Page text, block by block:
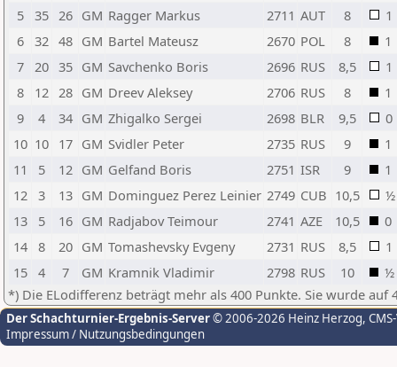
5
35 26 GM Ragger Markus 2711 AUT 8
1
6
32 48 GM Bartel Mateusz 2670 POL 8
1
7
20 35 GM Savchenko Boris 2696 RUS 8,5
1
8
12 28 GM Dreev Aleksey 2706 RUS 8
1
9
4 34 GM Zhigalko Sergei 2698 BLR 9,5
0
10 10 17 GM Svidler Peter 2735 RUS 9
1
11
5 12 GM Gelfand Boris 2751 ISR 9
1
12
3 13 GM Dominguez Perez Leinier 2749 CUB 10,5
½
13
5 16 GM Radjabov Teimour 2741 AZE 10,5
0
14
8 20 GM Tomashevsky Evgeny 2731 RUS 8,5
1
15
4 7 GM Kramnik Vladimir 2798 RUS 10
½
*) Die ELodifferenz beträgt mehr als 400 Punkte. Sie wurde auf
Der Schachturnier-Ergebnis-Server© 2006-2026 Heinz Herzog,
Impressum / Nutzungsbedingungen